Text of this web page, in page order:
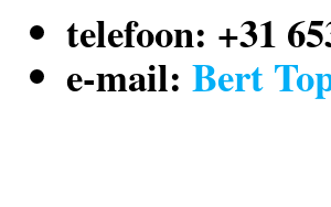
telefoon: +31
e-mail: Bert